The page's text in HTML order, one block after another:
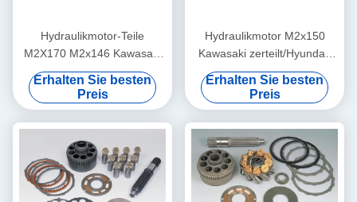
Hydraulikmotor-Teile
M2X170 M2x146 Kawasaki
für Baumaschinen
Erhalten Sie besten
Preis
Hydraulikmotor M2x150
Kawasaki zerteilt/Hyundai-
Bagger-hydraulische Teile
Erhalten Sie besten
Preis